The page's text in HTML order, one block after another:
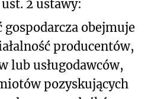
2 ustawy:
gospodarcza obejmuje
producentów,
lub usługodawców,
pozyskujących